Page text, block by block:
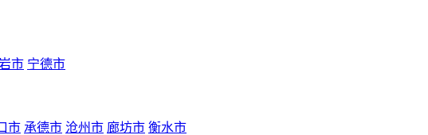
市 宁德市
市 承德市 沧州市 廊坊市 衡水市